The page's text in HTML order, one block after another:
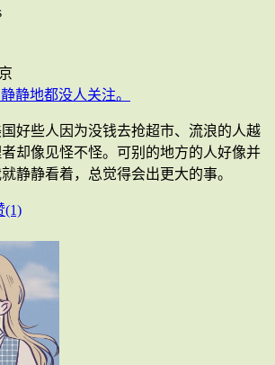
静地都没人关注。
好些人因为没钱去抢超市、流浪的人越
却像见怪不怪。可别的地方的人好像并
静静看着，总觉得会出更大的事。
(1)